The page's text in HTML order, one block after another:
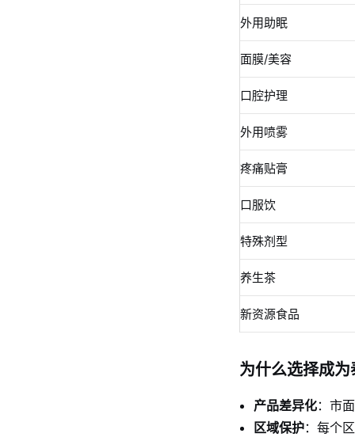
外用助眠
面膜/美容
口腔护理
外用喷雾
疼痛贴膏
口服饮
特殊剂型
养生茶
新资源食品
为什么选择成
产品差异化：市
区域保护：每个